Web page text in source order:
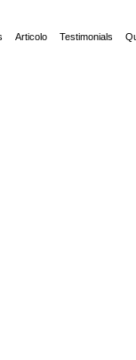
Articolo Testimonials